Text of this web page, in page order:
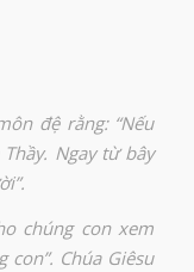
đệ rằng: “Nếu
Ngay từ bây
chúng con xem
con”. Chúa Giêsu